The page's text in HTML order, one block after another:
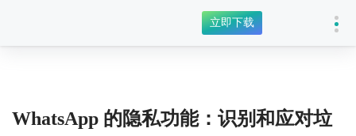
立即下载
WhatsApp 的隐私功能：识别和应对垃